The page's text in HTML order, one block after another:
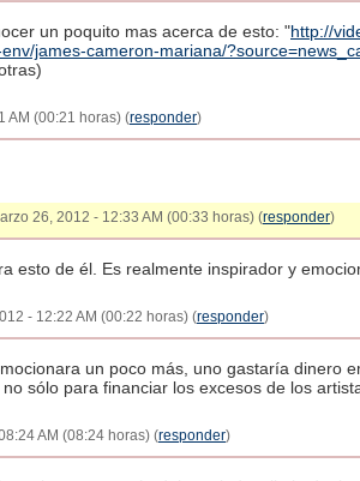
un poquito mas acerca de esto: "http://
james-cameron-mariana/
AM (00:21 horas) (responder)
26, 2012 - 12:33 AM (00:33 horas) (responder)
esto de él. Es realmente inspirador y
- 12:22 AM (00:22 horas) (responder)
un poco más, uno gastaría dinero
sólo para financiar los excesos de los
AM (08:24 horas) (responder)